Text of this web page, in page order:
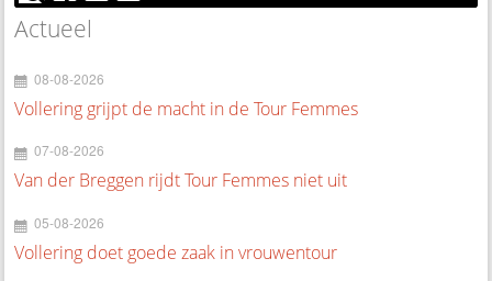
Actueel
08-08-2026
Vollering grijpt de macht in de Tour Femmes
07-08-2026
Van der Breggen rijdt Tour Femmes niet uit
05-08-2026
Vollering doet goede zaak in vrouwentour